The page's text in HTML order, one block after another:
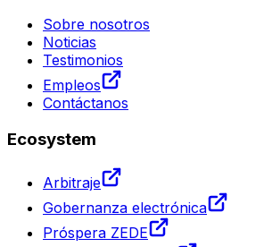
Sobre nosotros
Noticias
Testimonios
Empleos
Contáctanos
Ecosystem
Arbitraje
Gobernanza electrónica
Próspera ZEDE